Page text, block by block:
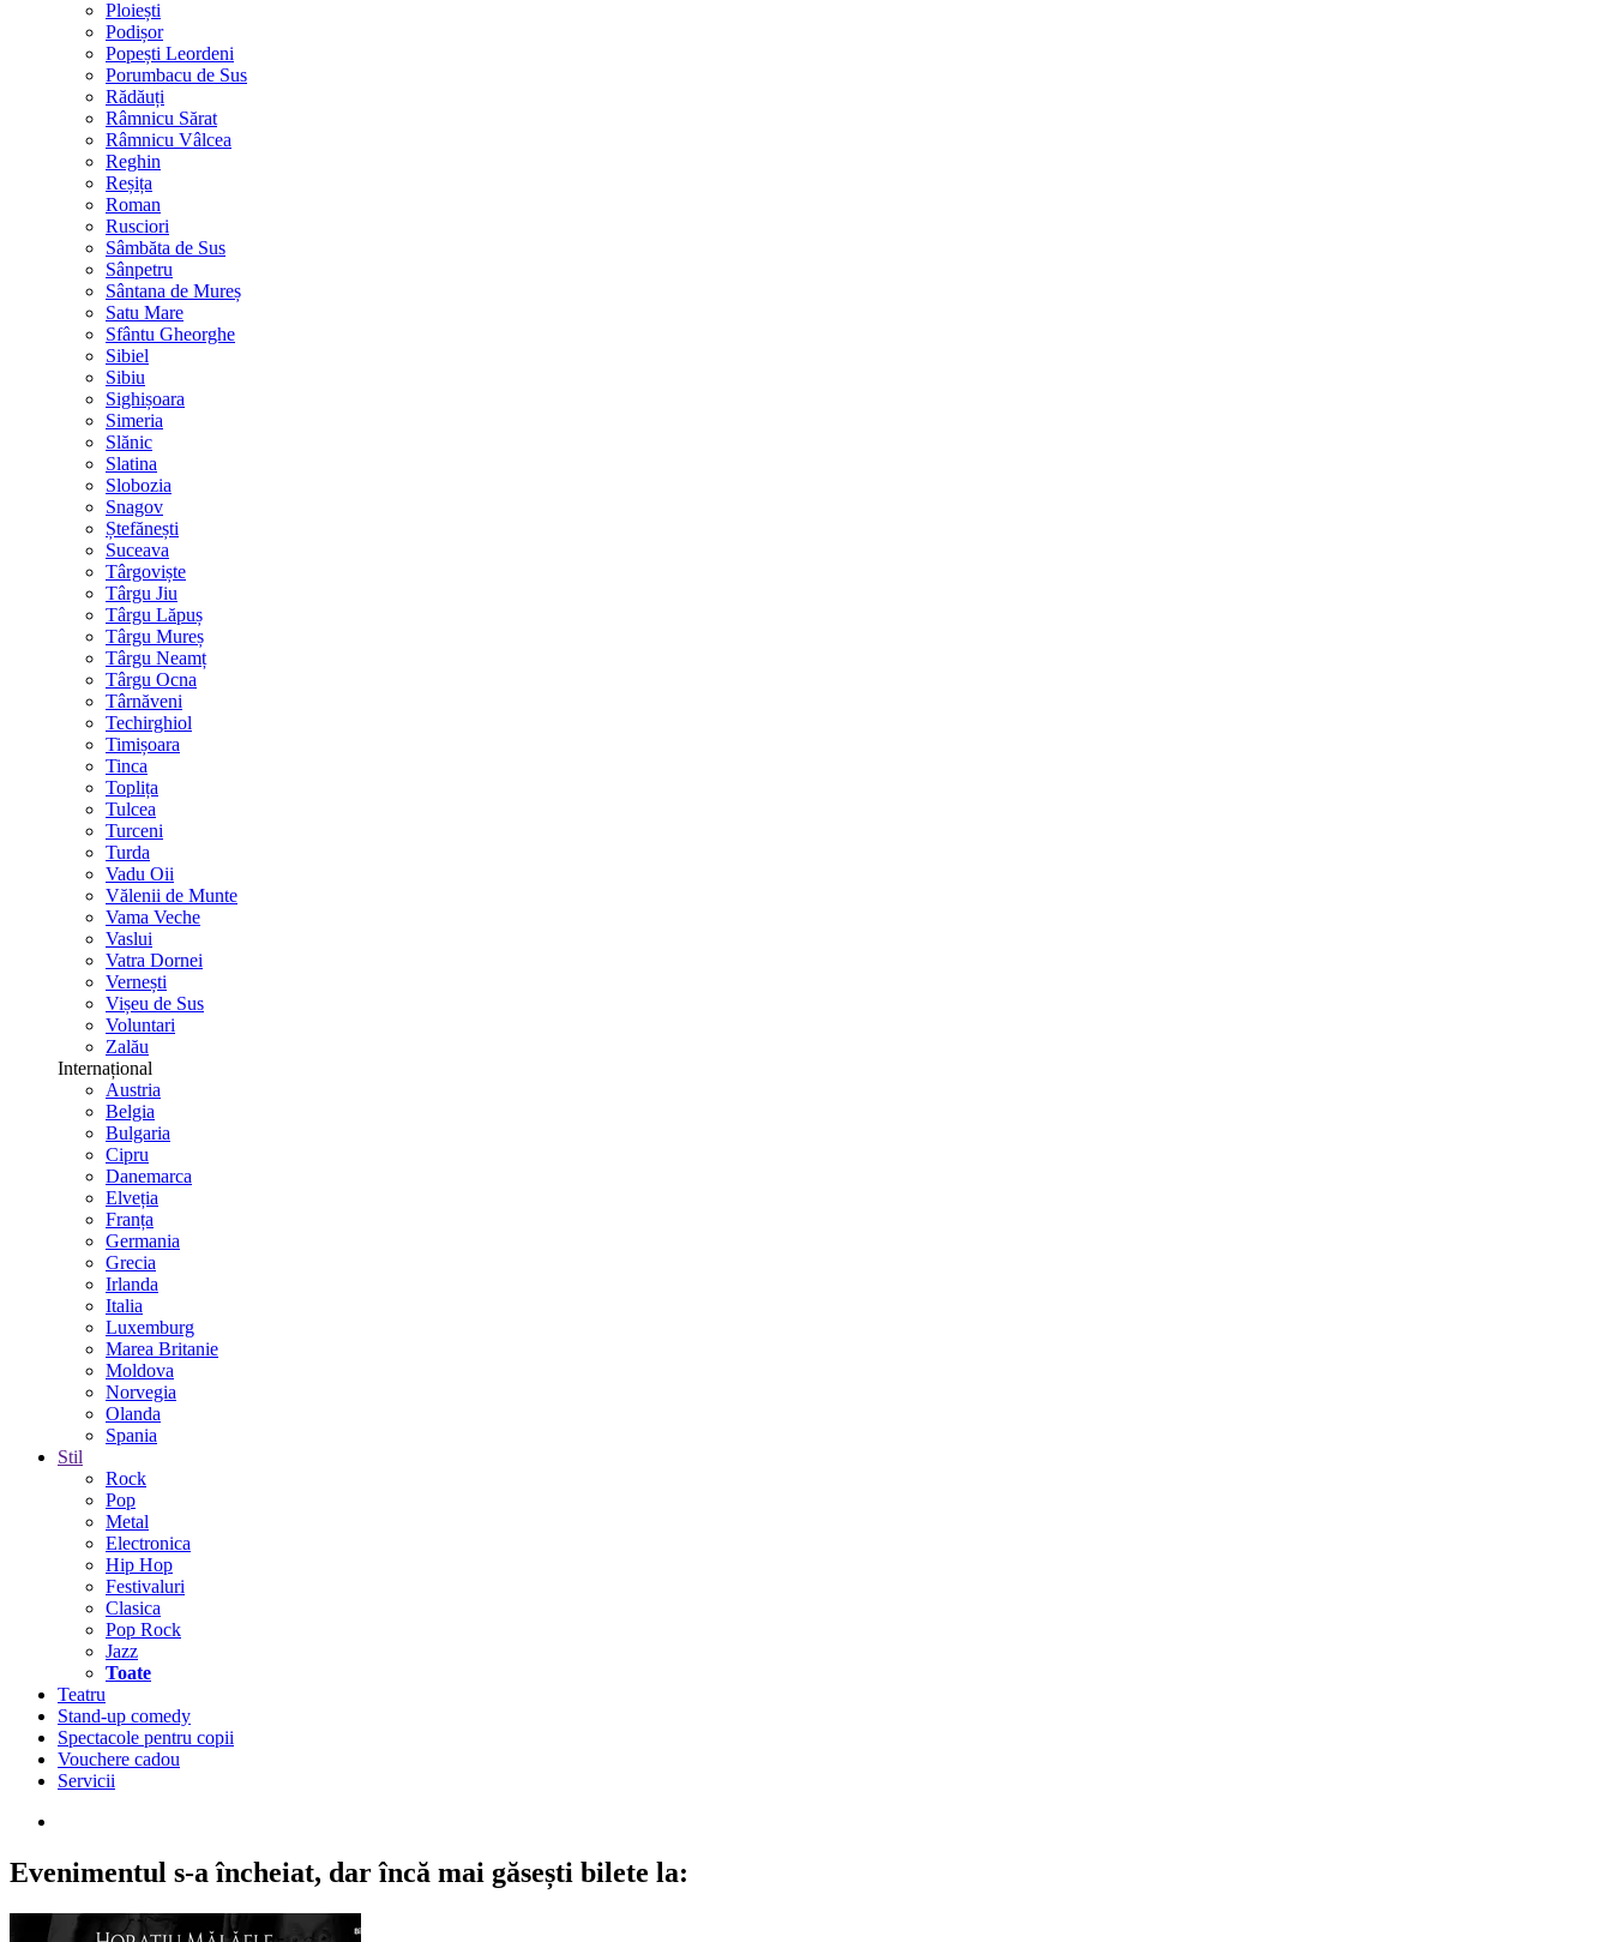
Ploiești
Podișor
Popești Leordeni
Porumbacu de Sus
Rădăuți
Râmnicu Sărat
Râmnicu Vâlcea
Reghin
Reșița
Roman
Rusciori
Sâmbăta de Sus
Sânpetru
Sântana de Mureș
Satu Mare
Sfântu Gheorghe
Sibiel
Sibiu
Sighișoara
Simeria
Slănic
Slatina
Slobozia
Snagov
Ștefănești
Suceava
Târgoviște
Târgu Jiu
Târgu Lăpuș
Târgu Mureș
Târgu Neamț
Târgu Ocna
Târnăveni
Techirghiol
Timișoara
Tinca
Toplița
Tulcea
Turceni
Turda
Vadu Oii
Vălenii de Munte
Vama Veche
Vaslui
Vatra Dornei
Vernești
Vișeu de Sus
Voluntari
Zalău
Internațional
Austria
Belgia
Bulgaria
Cipru
Danemarca
Elveția
Franța
Germania
Grecia
Irlanda
Italia
Luxemburg
Marea Britanie
Moldova
Norvegia
Olanda
Spania
Stil
Rock
Pop
Metal
Electronica
Hip Hop
Festivaluri
Clasica
Pop Rock
Jazz
Toate
Teatru
Stand-up comedy
Spectacole pentru copii
Vouchere cadou
Servicii
Evenimentul s-a încheiat, dar încă mai găsești bilete la: